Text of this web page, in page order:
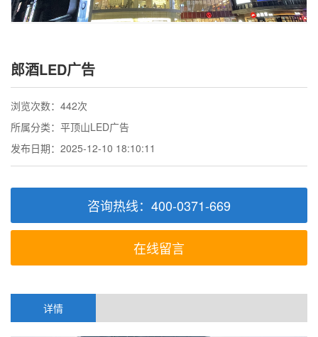
郎酒LED广告
浏览次数：442次
所属分类：平顶山LED广告
发布日期：2025-12-10 18:10:11
咨询热线：400-0371-669
在线留言
详情